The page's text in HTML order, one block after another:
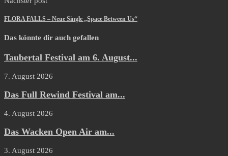
FLORA FALLS – Neue Single „Space Between Us“
Das könnte dir auch gefallen
Taubertal Festival am 6. August...
7. August 2026
Das Full Rewind Festival am...
4. August 2026
Das Wacken Open Air am...
3. August 2026